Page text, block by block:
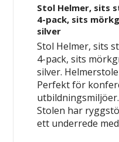
Stol Helmer, sits
4-pack, sits
silver
Stol Helmer, sits
4-pack, sits
silver.
Perfekt för
utbildningsmiljöer.
Stolen har
ett underrede